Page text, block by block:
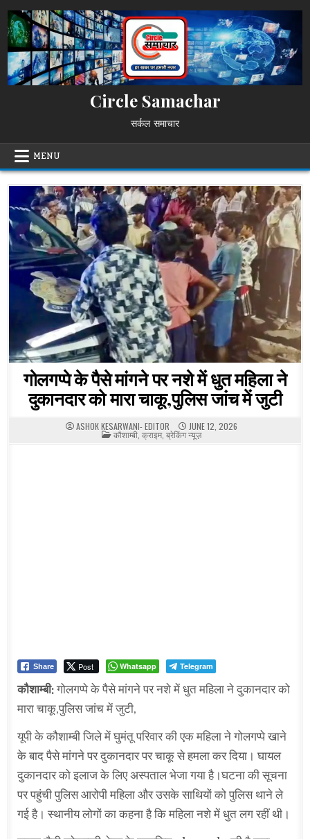
to
content
Circle Samachar
सर्कल समाचार
MENU
गोलगप्पे के पैसे मांगने पर नशे में धुत महिला ने
दुकानदार को मारा चाकू,पुलिस जांच में जुटी
ASHOK KESARWANI- EDITOR JUNE 12, 2026
POSTED
IN
कौशाम्बी क्राइम,ब्रेकिंग न्यूज़
Share Post Whatsapp Telegram
कौशाम्बी:गोलगप्पे के पैसे मांगने पर नशे में धुत महिला ने दुकानदार को
मारा चाकू,पुलिस जांच में जुटी,
यूपी के कौशाम्बी जिले में घुमंतू परिवार की एक महिला ने गोलगप्पे खाने
के बाद पैसे मांगने पर दुकानदार पर चाकू से हमला कर दिया। घायल
दुकानदार को इलाज के लिए अस्पताल भेजा गया है।घटना की सूचना
पर पहुंची पुलिस आरोपी महिला और उसके साथियों को पुलिस थाने ले
गई है। स्थानीय लोगों का कहना है कि महिला नशे में धुत लग रहीं थी।